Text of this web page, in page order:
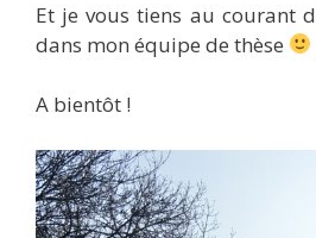
Et je vous tiens au courant
dans mon équipe de thèse
A bientôt !